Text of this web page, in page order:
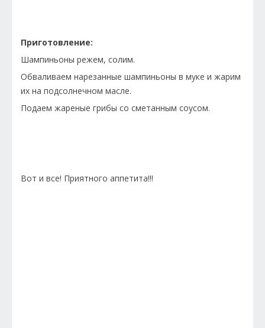
Приготовление:
Шампиньоны режем, солим.
Обваливаем нарезанные шампиньоны в муке и жарим
их на подсолнечном масле.
Подаем жареные грибы со сметанным соусом.
Вот и все! Приятного аппетита!!!